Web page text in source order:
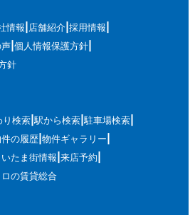
情報 店舗紹介 採用情報
個人情報保護方針
針
り検索 駅から検索 駐車場検索
の履歴 物件ギャラリー
いたま街情報 来店予約
ロの賃貸総合